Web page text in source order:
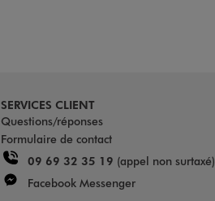
SERVICES CLIENT
Questions/réponses
Formulaire de contact
09 69 32 35 19 (appel non surtaxé)
Facebook Messenger